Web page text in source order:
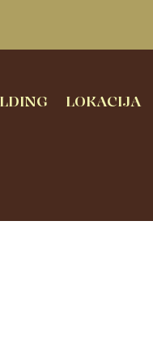
LOKACIJA